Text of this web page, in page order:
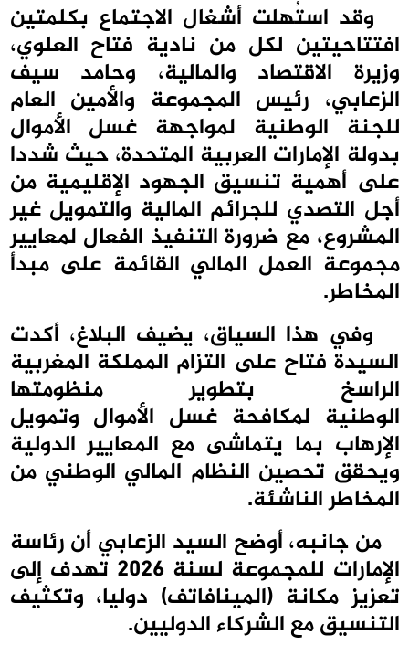
وقد استُهلت أشغال الاجتماع بكلمتين
افتتاحيتين لكل من نادية فتاح العلوي،
وزيرة الاقتصاد والمالية، وحامد سيف
الزعابي، رئيس المجموعة والأمين العام
للجنة الوطنية لمواجهة غسل الأموال
بدولة الإمارات العربية المتحدة، حيث شددا
على أهمية تنسيق الجهود الإقليمية من
أجل التصدي للجرائم المالية والتمويل غير
المشروع، مع ضرورة التنفيذ الفعال لمعايير
مجموعة العمل المالي القائمة على مبدأ
المخاطر.
وفي هذا السياق، يضيف البلاغ، أكدت
السيدة فتاح على التزام المملكة المغربية
الراسخ بتطوير منظومتها
الوطنية لمكافحة غسل الأموال وتمويل
الإرهاب بما يتماشى مع المعايير الدولية
ويحقق تحصين النظام المالي الوطني من
المخاطر الناشئة.
من جانبه، أوضح السيد الزعابي أن رئاسة
الإمارات للمجموعة لسنة 2026 تهدف إلى
تعزيز مكانة (المينافاتف) دوليا، وتكثيف
التنسيق مع الشركاء الدوليين.